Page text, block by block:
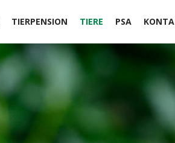
TIERPENSION TIERE PSA